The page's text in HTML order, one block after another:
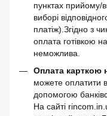
пунктах прийому/
виборі
платіж).Згідно з
оплата готівкою
неможлива.
Оплата карткою
можете оплатити
допомогою
На сайті